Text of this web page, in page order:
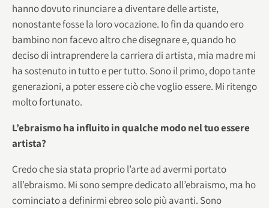
hanno dovuto rinunciare a diventare delle artiste,
nonostante fosse la loro vocazione. Io fin da quando ero
bambino non facevo altro che disegnare e, quando ho
deciso di intraprendere la carriera di artista, mia madre mi
ha sostenuto in tutto e per tutto. Sono il primo, dopo tante
generazioni, a poter essere ciò che voglio essere. Mi ritengo
molto fortunato.
L’ebraismo ha influito in qualche modo nel tuo essere
artista?
Credo che sia stata proprio l’arte ad avermi portato
all’ebraismo. Mi sono sempre dedicato all’ebraismo, ma ho
cominciato a definirmi ebreo solo più avanti. Sono